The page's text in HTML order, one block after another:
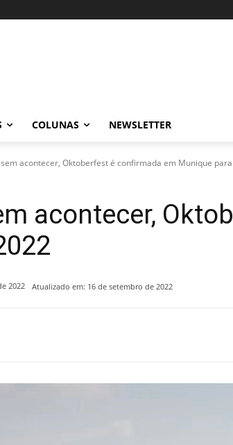
COLUNAS NEWSLETTER
acontecer, Oktoberfest é confirmada em Munique
acontecer,
2022 Atualizado em: 16 de setembro de 2022